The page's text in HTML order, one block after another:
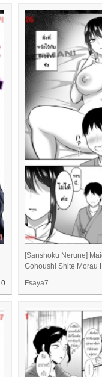
0
[Sanshoku Nerune]
Gohoushi Shite Morau
Fsaya7